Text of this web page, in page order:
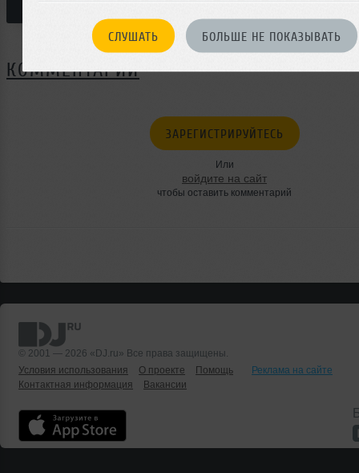
СЛУШАТЬ БОЛЬШЕ НЕ ПОКАЗЫВАТЬ
КОММЕНТАРИИ
ЗАРЕГИСТРИРУЙТЕСЬ
Или
войдите на сайт
чтобы оставить комментарий
© 2001 — 2026 «DJ.ru» Все права защищены.
Условия использования
О проекте Помощь
Реклама на сайте
Контактная информация
Вакансии